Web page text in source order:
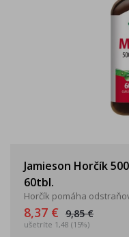
Jamieson Horčík
60tbl.
Horčík pomáha
8,37 € 9,85 €
ušetríte 1,48 (15%)